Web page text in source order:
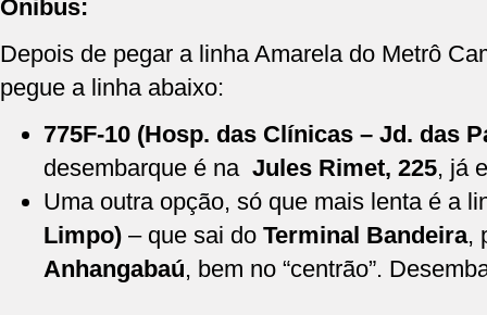
Ônibus:
Depois de pegar a linha Amarela do Metrô
pegue a linha abaixo:
775F-10 (Hosp. das Clínicas – Jd. das
desembarque é na Jules Rimet, 225, já
Uma outra opção, só que mais lenta é a
Limpo) – que sai do Terminal Bandeira,
Anhangabaú, bem no “centrão”.